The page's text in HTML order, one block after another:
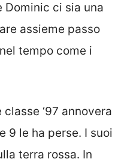
Dominic ci sia una
assieme passo
tempo come i
‘97 annovera
9 le ha perse. I suoi
terra rossa. In